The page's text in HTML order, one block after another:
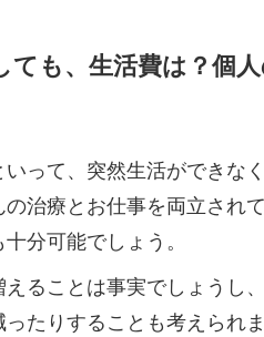
も、生活費は？個
って、突然生活ができな
治療とお仕事を両立され
分可能でしょう。
ることは事実でしょうし
たりすることも考えられ